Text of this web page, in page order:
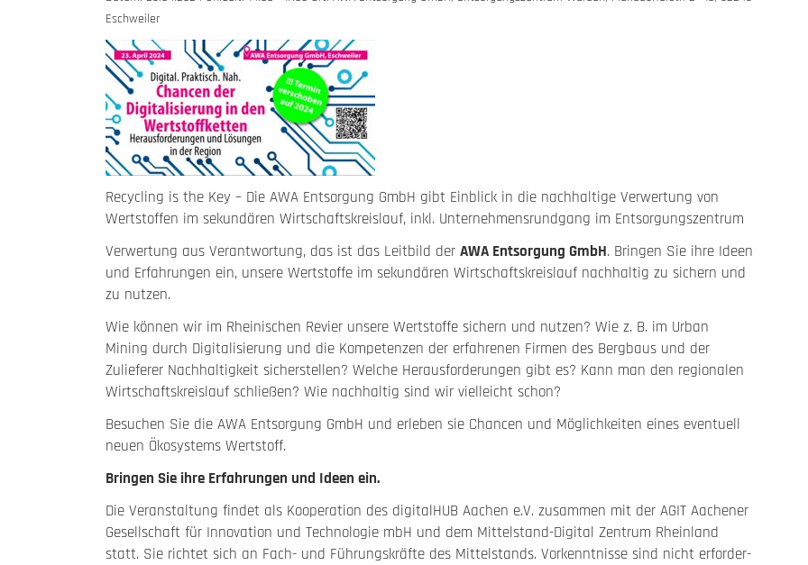
Eschweiler
Recycling is the Key – Die AWA Entsorgung GmbH gibt Einblick in die nachhaltige Verwertung von
Wertstoffen im sekundären Wirtschaftskreislauf, inkl. Unternehmensrundgang im Entsorgungszentrum
Verwertung aus Verantwortung, das ist das Leitbild der AWA Entsorgung GmbH. Bringen Sie ihre Ideen
und Erfahrungen ein, unsere Wertstoffe im sekundären Wirtschaftskreislauf nachhaltig zu sichern und
zu nutzen.
Wie können wir im Rheinischen Revier unsere Wertstoffe sichern und nutzen? Wie z. B. im Urban
Mining durch Digitalisierung und die Kompetenzen der erfahrenen Firmen des Bergbaus und der
Zulieferer Nachhaltigkeit sicherstellen? Welche Herausforderungen gibt es? Kann man den regionalen
Wirtschaftskreislauf schließen? Wie nachhaltig sind wir vielleicht schon?
Besuchen Sie die AWA Entsorgung GmbH und erleben sie Chancen und Möglichkeiten eines eventuell
neuen Ökosystems Wertstoff.
Bringen Sie ihre Erfahrungen und Ideen ein.
Die Veranstaltung findet als Koope­ra­tion des digitalHUB Aachen e.V. zusammen mit der AGIT Aachener
Gesell­schaft für Inno­va­tion und Tech­no­logie mbH und dem Mittelstand-Digital Zentrum Rheinland
statt. Sie richtet sich an Fach- und Führungs­kräfte des Mittel­stands. Vorkennt­nisse sind nicht erfor­der­